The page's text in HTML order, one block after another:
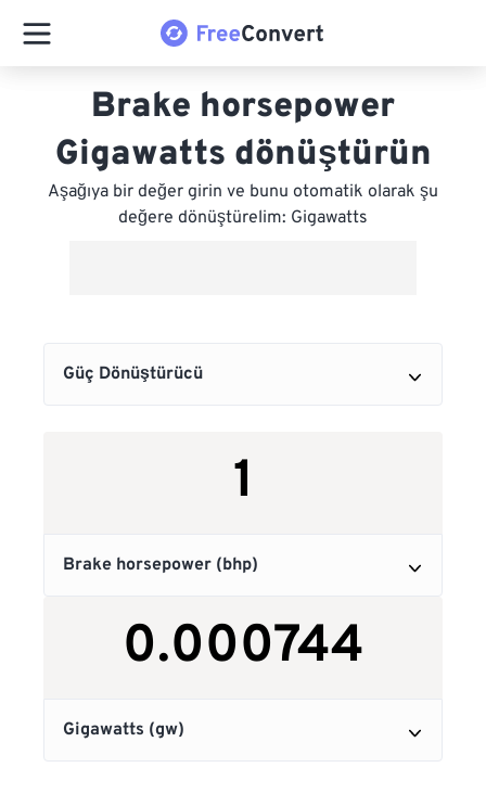
Brake horsepower
Gigawatts dönüştürün
Aşağıya bir değer girin ve bunu otomatik olarak şu
değere dönüştürelim: Gigawatts